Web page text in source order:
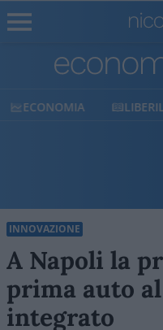
ECONOMIA
INNOVAZIONE
A Napoli la
prima auto
integrato